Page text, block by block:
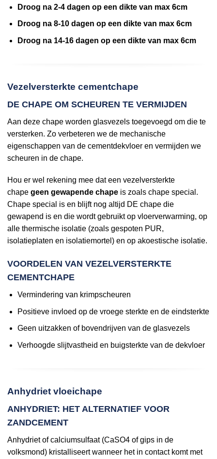
Droog na 2-4 dagen op een dikte van max 6cm
Droog na 8-10 dagen op een dikte van max 6cm
Droog na 14-16 dagen op een dikte van max 6cm
Vezelversterkte cementchape
DE CHAPE OM SCHEUREN TE VERMIJDEN
Aan deze chape worden glasvezels toegevoegd om die te
versterken. Zo verbeteren we de mechanische
eigenschappen van de cementdekvloer en vermijden we
scheuren in de chape.
Hou er wel rekening mee dat een vezelversterkte
chape geen gewapende chape is zoals chape special.
Chape special is en blijft nog altijd DE chape die
gewapend is en die wordt gebruikt op vloerverwarming, op
alle thermische isolatie (zoals gespoten PUR,
isolatieplaten en isolatiemortel) en op akoestische isolatie.
VOORDELEN VAN VEZELVERSTERKTE
CEMENTCHAPE
Vermindering van krimpscheuren
Positieve invloed op de vroege sterkte en de eindsterkte
Geen uitzakken of bovendrijven van de glasvezels
Verhoogde slijtvastheid en buigsterkte van de dekvloer
Anhydriet vloeichape
ANHYDRIET: HET ALTERNATIEF VOOR
ZANDCEMENT
Anhydriet of calciumsulfaat (CaSO4 of gips in de
volksmond) kristalliseert wanneer het in contact komt met